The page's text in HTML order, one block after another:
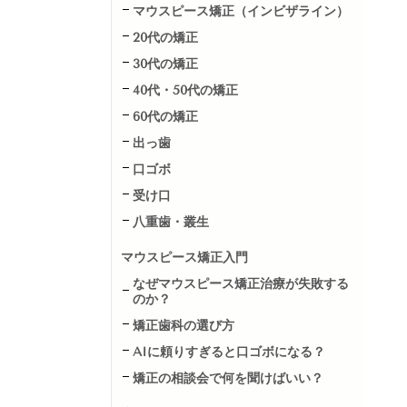
マウスピース矯正（インビザライン）
20代の矯正
30代の矯正
40代・50代の矯正
60代の矯正
出っ歯
口ゴボ
受け口
八重歯・叢生
マウスピース矯正入門
なぜマウスピース矯正治療が失敗する
のか？
矯正歯科の選び方
AIに頼りすぎると口ゴボになる？
矯正の相談会で何を聞けばいい？